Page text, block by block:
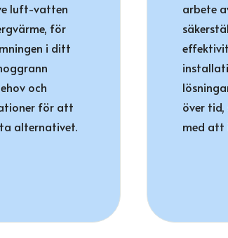
luft-vatten
för
i ditt
och
för att
alternativet.
arbete
över
med att